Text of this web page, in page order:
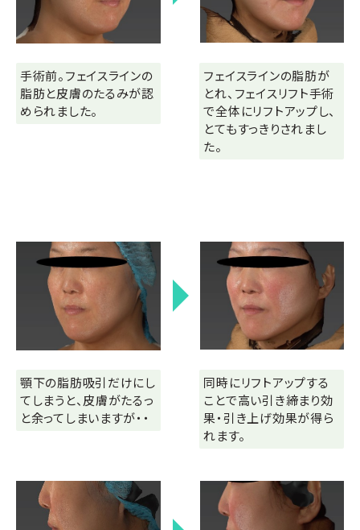
手術前。フェイスラインの
脂肪と皮膚のたるみが認
められました。
フェイスラインの脂肪が
とれ、フェイスリフト手術
で全体にリフトアップし、
とてもすっきりされまし
た。
顎下の脂肪吸引だけにし
てしまうと、皮膚がたるっ
と余ってしまいますが・・
同時にリフトアップする
ことで高い引き締まり効
果・引き上げ効果が得ら
れます。